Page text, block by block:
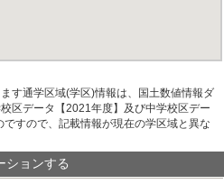
す通学区域(学区)情報は、国土数値情報ダ
区データ【2021年度】及び中学校区デー
すので、記載情報が現在の学区域と異な
ションする